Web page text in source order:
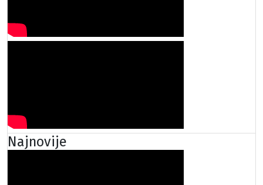
Najnovije